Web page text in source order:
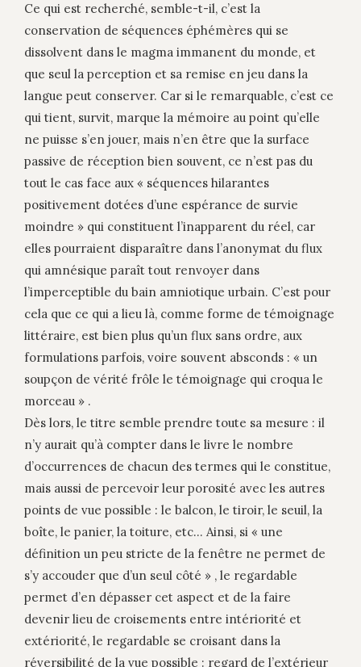
Ce qui est recherché, semble-t-il, c’est la
conservation de séquences éphémères qui se
dissolvent dans le magma immanent du monde, et
que seul la perception et sa remise en jeu dans la
langue peut conserver. Car si le remarquable, c’est ce
qui tient, survit, marque la mémoire au point qu’elle
ne puisse s’en jouer, mais n’en être que la surface
passive de réception bien souvent, ce n’est pas du
tout le cas face aux « séquences hilarantes
positivement dotées d’une espérance de survie
moindre » qui constituent l’inapparent du réel, car
elles pourraient disparaître dans l’anonymat du flux
qui amnésique paraît tout renvoyer dans
l’imperceptible du bain amniotique urbain. C’est pour
cela que ce qui a lieu là, comme forme de témoignage
littéraire, est bien plus qu’un flux sans ordre, aux
formulations parfois, voire souvent absconds : « un
soupçon de vérité frôle le témoignage qui croqua le
morceau » .
Dès lors, le titre semble prendre toute sa mesure : il
n’y aurait qu’à compter dans le livre le nombre
d’occurrences de chacun des termes qui le constitue,
mais aussi de percevoir leur porosité avec les autres
points de vue possible : le balcon, le tiroir, le seuil, la
boîte, le panier, la toiture, etc… Ainsi, si « une
définition un peu stricte de la fenêtre ne permet de
s’y accouder que d’un seul côté » , le regardable
permet d’en dépasser cet aspect et de la faire
devenir lieu de croisements entre intériorité et
extériorité, le regardable se croisant dans la
réversibilité de la vue possible : regard de l’extérieur